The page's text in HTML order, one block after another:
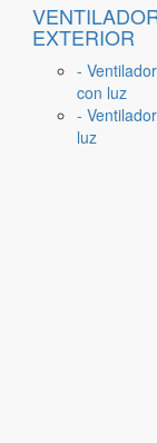
EXTERIOR
-
con luz
-
luz